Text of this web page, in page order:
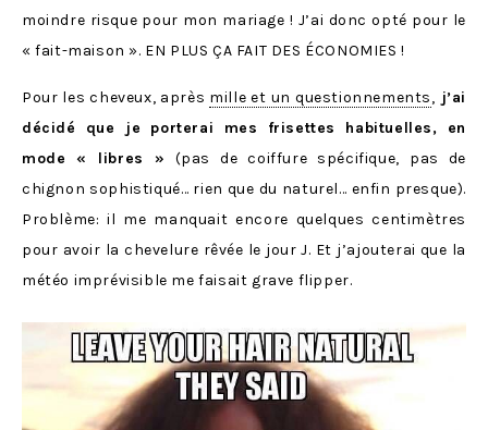
moindre risque pour mon mariage ! J’ai donc opté pour le
« fait-maison ». EN PLUS ÇA FAIT DES ÉCONOMIES !
Pour les cheveux, après mille et un questionnements, j’ai
décidé que je porterai mes frisettes habituelles, en
mode « libres » (pas de coiffure spécifique, pas de
chignon sophistiqué… rien que du naturel… enfin presque).
Problème: il me manquait encore quelques centimètres
pour avoir la chevelure rêvée le jour J. Et j’ajouterai que la
météo imprévisible me faisait grave flipper.